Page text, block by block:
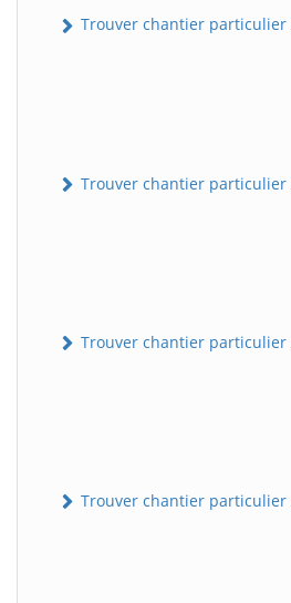
Trouver chantier particulier
Trouver chantier particulier
Trouver chantier particulier
Trouver chantier particulier